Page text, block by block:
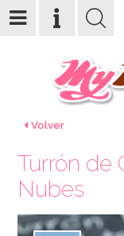
Volver
Turrón de
Nubes